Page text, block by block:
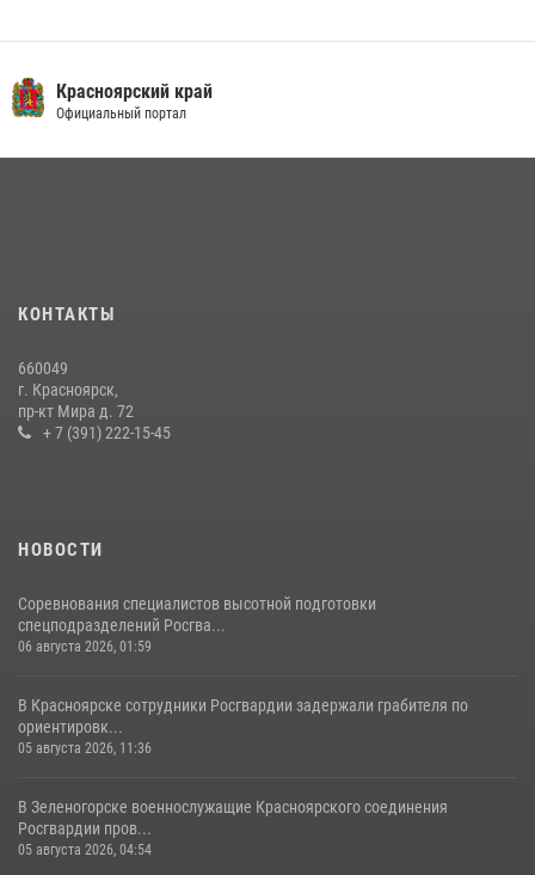
Железногорские росгвардецы получили в руки легендарное оружие
Красноярскому краю.
10 июля 2026, 06:21
Красноярский край
Официальный портал
КОНТАКТЫ
660049
г. Красноярск,
пр-кт Мира д. 72
+ 7 (391) 222-15-45
НОВОСТИ
Соревнования специалистов высотной подготовки
спецподразделений Росгва...
06 августа 2026, 01:59
В Красноярске сотрудники Росгвардии задержали грабителя по
ориентировк...
05 августа 2026, 11:36
В Зеленогорске военнослужащие Красноярского соединения
Росгвардии пров...
05 августа 2026, 04:54